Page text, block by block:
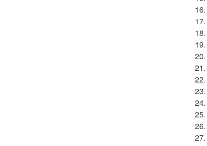
16.
17.
18.
19.
20.
21.
22.
23.
24.
25.
26.
27.